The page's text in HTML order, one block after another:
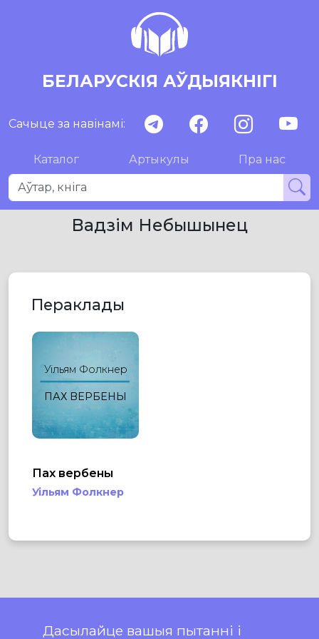
БЕЛАРУСКІЯ АЎДЫЯКНІГІ
Сачыце за навінамі:
Каталог Артыкулы Пра нас
Вадзім Небышынец
Пераклады
Уільям Фолкнер
ПАХ ВЕРБЕНЫ
Пах вербены
Уільям Фолкнер
Дасылайце вашыя пытанні і